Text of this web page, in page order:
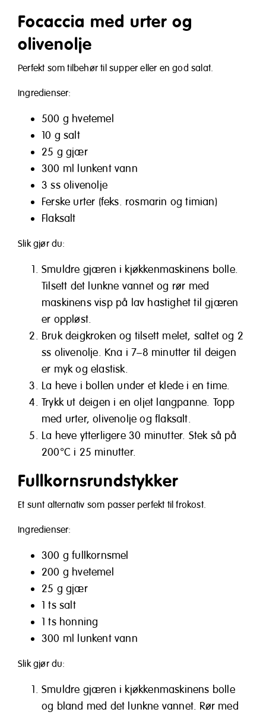
Focaccia med urter og
olivenolje
Perfekt som tilbehør til supper eller en god salat.
Ingredienser:
500 g hvetemel
10 g salt
25 g gjær
300 ml lunkent vann
3 ss olivenolje
Ferske urter (feks. rosmarin og timian)
Flaksalt
Slik gjør du:
Smuldre gjæren i kjøkkenmaskinens bolle.
Tilsett det lunkne vannet og rør med
maskinens visp på lav hastighet til gjæren
er oppløst.
Bruk deigkroken og tilsett melet, saltet og 2
ss olivenolje. Kna i 7–8 minutter til deigen
er myk og elastisk.
La heve i bollen under et klede i en time.
Trykk ut deigen i en oljet langpanne. Topp
med urter, olivenolje og flaksalt.
La heve ytterligere 30 minutter. Stek så på
200°C i 25 minutter.
Fullkorns­rundstykker
Et sunt alternativ som passer perfekt til frokost.
Ingredienser:
300 g fullkornsmel
200 g hvetemel
25 g gjær
1 ts salt
1 ts honning
300 ml lunkent vann
Slik gjør du:
Smuldre gjæren i kjøkkenmaskinens bolle
og bland med det lunkne vannet. Rør med